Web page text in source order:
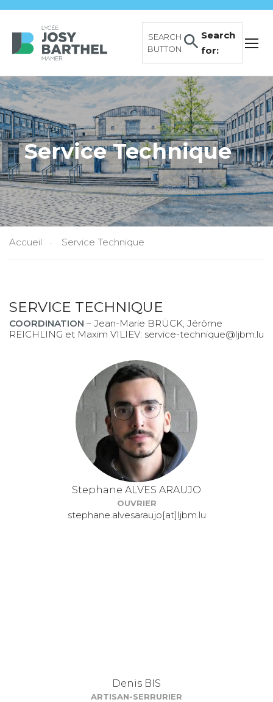
Search
for:
SEARCH
BUTTON
Service Technique
Accueil Service Technique
SERVICE TECHNIQUE
COORDINATION – Jean-Marie BRÜCK, Jérôme
REICHLING et Maxim VILIEV: service-technique@ljbm.lu
Stephane ALVES ARAUJO
OUVRIER
stephane.alvesaraujo[at]ljbm.lu
Denis BIS
ARTISAN-SERRURIER